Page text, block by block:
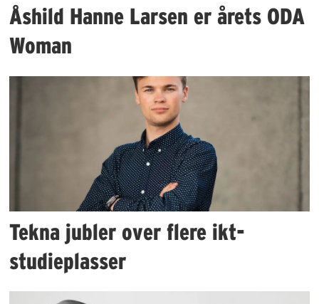
Åshild Hanne Larsen er årets ODA
Woman
Tekna jubler over flere ikt-
studieplasser